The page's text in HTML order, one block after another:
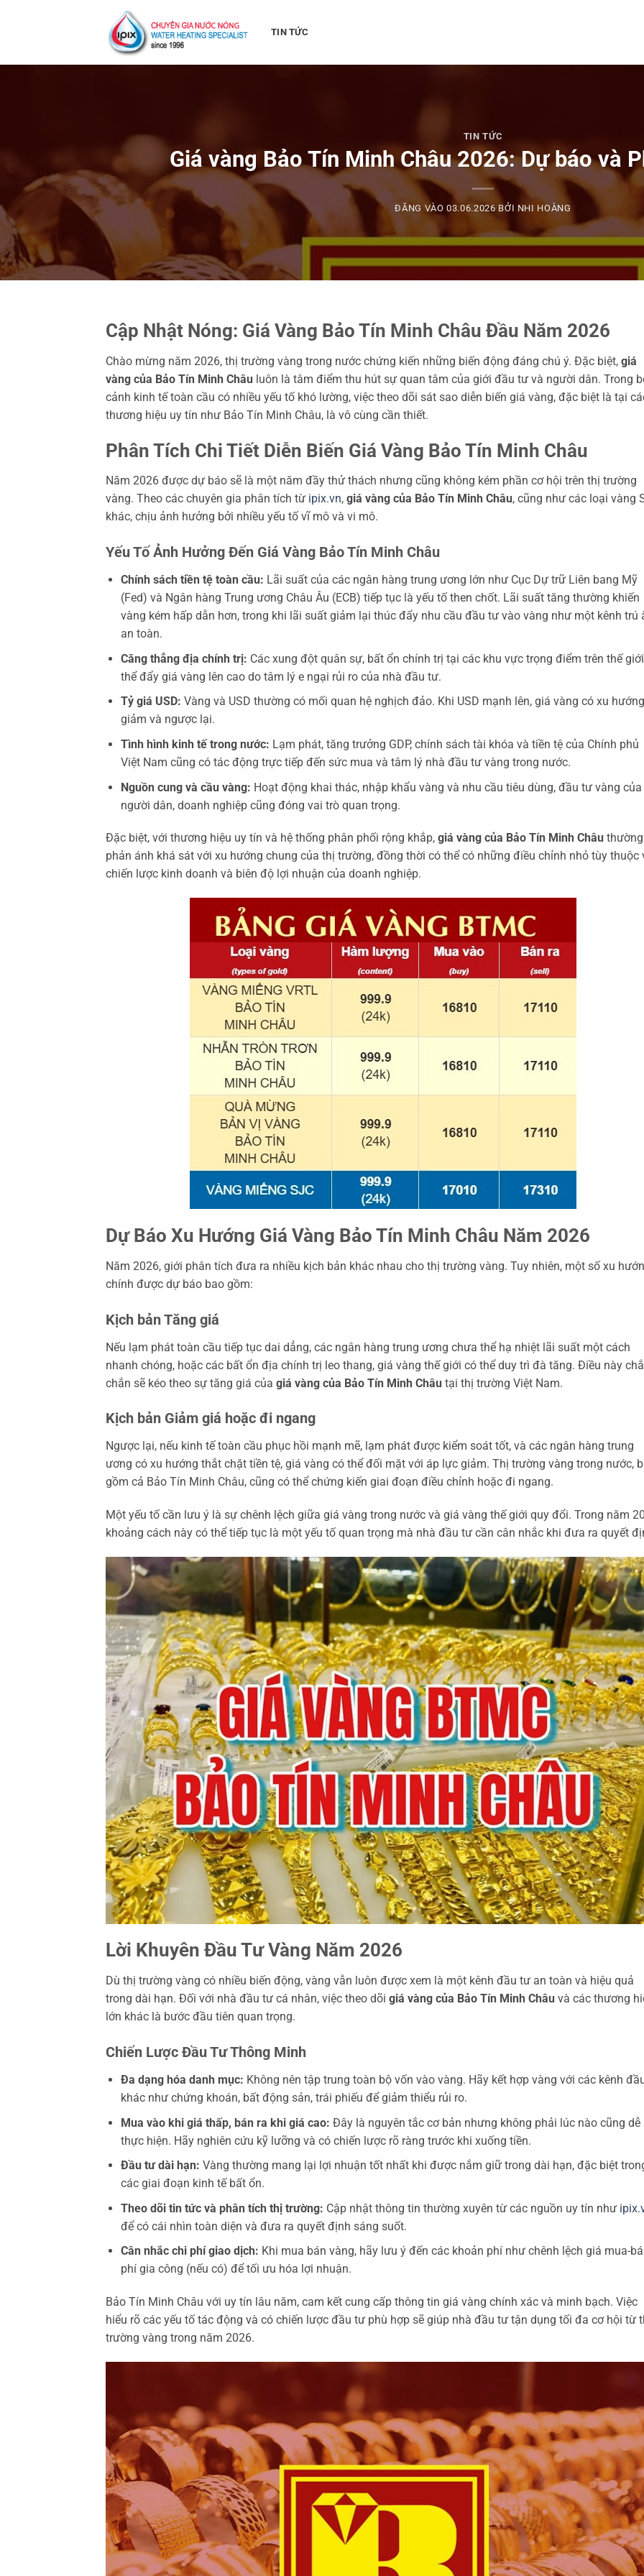
dung
TIN TỨC
TIN TỨC
Giá vàng Bảo Tín Minh Châu 2026: Dự báo và
ĐĂNG VÀO03.06.2026 BỞI NHI HOÀNG
Cập Nhật Nóng: Giá Vàng Bảo Tín Minh Châu Đầu Năm 2026
Chào mừng năm 2026, thị trường vàng trong nước chứng kiến những biến động đáng chú ý. Đặc biệt, giá
vàng của Bảo Tín Minh Châu luôn là tâm điểm thu hút sự quan tâm của giới đầu tư và người dân. Trong
cảnh kinh tế toàn cầu có nhiều yếu tố khó lường, việc theo dõi sát sao diễn biến giá vàng, đặc biệt là tại
thương hiệu uy tín như Bảo Tín Minh Châu, là vô cùng cần thiết.
Phân Tích Chi Tiết Diễn Biến Giá Vàng Bảo Tín Minh Châu
Năm 2026 được dự báo sẽ là một năm đầy thử thách nhưng cũng không kém phần cơ hội trên thị trường
vàng. Theo các chuyên gia phân tích từ ipix.vn, giá vàng của Bảo Tín Minh Châu, cũng như các loại vàng
khác, chịu ảnh hưởng bởi nhiều yếu tố vĩ mô và vi mô.
Yếu Tố Ảnh Hưởng Đến Giá Vàng Bảo Tín Minh Châu
Chính sách tiền tệ toàn cầu: Lãi suất của các ngân hàng trung ương lớn như Cục Dự trữ Liên bang Mỹ
(Fed) và Ngân hàng Trung ương Châu Âu (ECB) tiếp tục là yếu tố then chốt. Lãi suất tăng thường khiến
vàng kém hấp dẫn hơn, trong khi lãi suất giảm lại thúc đẩy nhu cầu đầu tư vào vàng như một kênh trú
an toàn.
Căng thẳng địa chính trị: Các xung đột quân sự, bất ổn chính trị tại các khu vực trọng điểm trên thế
thể đẩy giá vàng lên cao do tâm lý e ngại rủi ro của nhà đầu tư.
Tỷ giá USD: Vàng và USD thường có mối quan hệ nghịch đảo. Khi USD mạnh lên, giá vàng có xu hướng
giảm và ngược lại.
Tình hình kinh tế trong nước: Lạm phát, tăng trưởng GDP, chính sách tài khóa và tiền tệ của Chính phủ
Việt Nam cũng có tác động trực tiếp đến sức mua và tâm lý nhà đầu tư vàng trong nước.
Nguồn cung và cầu vàng: Hoạt động khai thác, nhập khẩu vàng và nhu cầu tiêu dùng, đầu tư vàng của
người dân, doanh nghiệp cũng đóng vai trò quan trọng.
Đặc biệt, với thương hiệu uy tín và hệ thống phân phối rộng khắp, giá vàng của Bảo Tín Minh Châu thường
phản ánh khá sát với xu hướng chung của thị trường, đồng thời có thể có những điều chỉnh nhỏ tùy thuộc
chiến lược kinh doanh và biên độ lợi nhuận của doanh nghiệp.
Dự Báo Xu Hướng Giá Vàng Bảo Tín Minh Châu Năm 2026
Năm 2026, giới phân tích đưa ra nhiều kịch bản khác nhau cho thị trường vàng. Tuy nhiên, một số xu
chính được dự báo bao gồm:
Kịch bản Tăng giá
Nếu lạm phát toàn cầu tiếp tục dai dẳng, các ngân hàng trung ương chưa thể hạ nhiệt lãi suất một cách
nhanh chóng, hoặc các bất ổn địa chính trị leo thang, giá vàng thế giới có thể duy trì đà tăng. Điều này
chắn sẽ kéo theo sự tăng giá của giá vàng của Bảo Tín Minh Châu tại thị trường Việt Nam.
Kịch bản Giảm giá hoặc đi ngang
Ngược lại, nếu kinh tế toàn cầu phục hồi mạnh mẽ, lạm phát được kiểm soát tốt, và các ngân hàng trung
ương có xu hướng thắt chặt tiền tệ, giá vàng có thể đối mặt với áp lực giảm. Thị trường vàng trong nước,
gồm cả Bảo Tín Minh Châu, cũng có thể chứng kiến giai đoạn điều chỉnh hoặc đi ngang.
Một yếu tố cần lưu ý là sự chênh lệch giữa giá vàng trong nước và giá vàng thế giới quy đổi. Trong năm
khoảng cách này có thể tiếp tục là một yếu tố quan trọng mà nhà đầu tư cần cân nhắc khi đưa ra quyết
Lời Khuyên Đầu Tư Vàng Năm 2026
Dù thị trường vàng có nhiều biến động, vàng vẫn luôn được xem là một kênh đầu tư an toàn và hiệu quả
trong dài hạn. Đối với nhà đầu tư cá nhân, việc theo dõi giá vàng của Bảo Tín Minh Châu và các thương
lớn khác là bước đầu tiên quan trọng.
Chiến Lược Đầu Tư Thông Minh
Đa dạng hóa danh mục: Không nên tập trung toàn bộ vốn vào vàng. Hãy kết hợp vàng với các kênh
khác như chứng khoán, bất động sản, trái phiếu để giảm thiểu rủi ro.
Mua vào khi giá thấp, bán ra khi giá cao: Đây là nguyên tắc cơ bản nhưng không phải lúc nào cũng dễ
thực hiện. Hãy nghiên cứu kỹ lưỡng và có chiến lược rõ ràng trước khi xuống tiền.
Đầu tư dài hạn: Vàng thường mang lại lợi nhuận tốt nhất khi được nắm giữ trong dài hạn, đặc biệt
các giai đoạn kinh tế bất ổn.
Theo dõi tin tức và phân tích thị trường: Cập nhật thông tin thường xuyên từ các nguồn uy tín như
để có cái nhìn toàn diện và đưa ra quyết định sáng suốt.
Cân nhắc chi phí giao dịch: Khi mua bán vàng, hãy lưu ý đến các khoản phí như chênh lệch giá mua-
phí gia công (nếu có) để tối ưu hóa lợi nhuận.
Bảo Tín Minh Châu với uy tín lâu năm, cam kết cung cấp thông tin giá vàng chính xác và minh bạch. Việc
hiểu rõ các yếu tố tác động và có chiến lược đầu tư phù hợp sẽ giúp nhà đầu tư tận dụng tối đa cơ hội từ
trường vàng trong năm 2026.